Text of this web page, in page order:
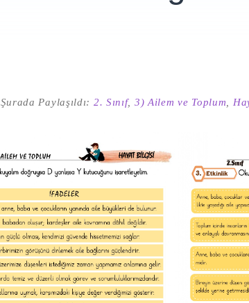
Şurada Paylaşıldı: 2. Sınıf, 3) Ailem ve Toplum